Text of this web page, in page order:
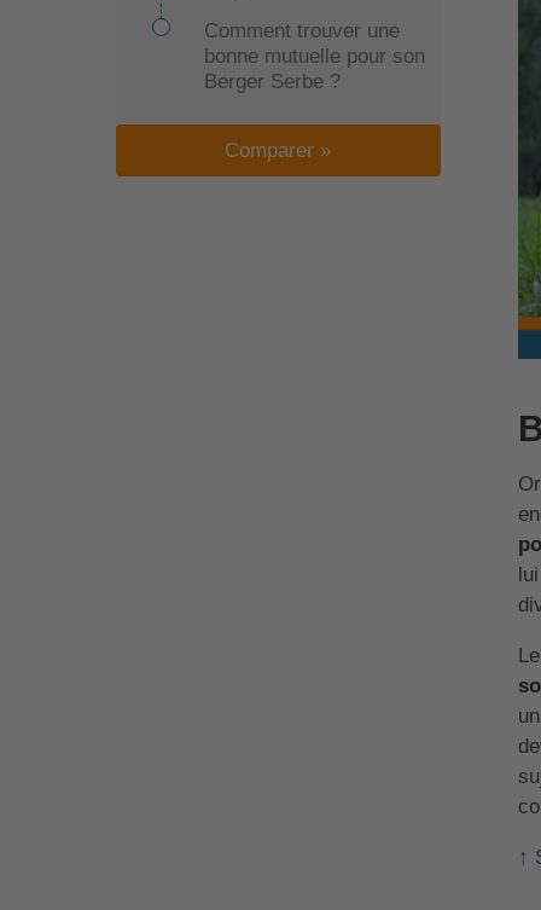
Comment trouver une
bonne mutuelle pour son
Berger Serbe ?
Comparer »
↑